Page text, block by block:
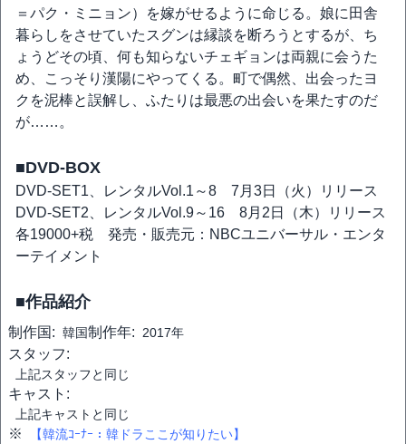
＝パク・ミニョン）を嫁がせるように命じる。娘に田舎
暮らしをさせていたスグンは縁談を断ろうとするが、ち
ょうどその頃、何も知らないチェギョンは両親に会うた
め、こっそり漢陽にやってくる。町で偶然、出会ったヨ
クを泥棒と誤解し、ふたりは最悪の出会いを果たすのだ
が……。
■DVD-BOX
DVD-SET1、レンタルVol.1～8 7月3日（火）リリース
DVD-SET2、レンタルVol.9～16 8月2日（木）リリース
各19000+税 発売・販売元：NBCユニバーサル・エンタ
ーテイメント
■作品紹介
制作国: 韓国制作年: 2017年
スタッフ:
上記スタッフと同じ
キャスト:
上記キャストと同じ
※ 【韓流ｺｰﾅｰ：韓ドラここが知りたい】